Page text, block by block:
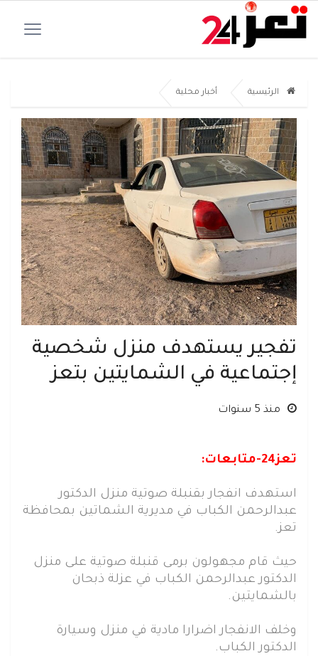
الرئيسية أخبار محلية
تفجير يستهدف منزل شخصية
إجتماعية في الشمايتين بتعز
منذ 5 سنوات
تعز24-متابعات:
استهدف انفجار بقنبلة صوتية منزل الدكتور
عبدالرحمن الكباب في مديرية الشماتين بمحافظة
تعز.
حيث قام مجهولون برمى قنبلة صوتية على منزل
الدكتور عبدالرحمن الكباب في عزلة ذبحان
بالشمايتين.
وخلف الانفجار اضرارا مادية في منزل وسيارة
الدكتور الكباب.